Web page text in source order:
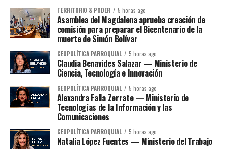
TERRITORIO & PODER 5 horas ago
Asamblea del Magdalena aprueba creación de
comisión para preparar el Bicentenario de la
muerte de Simón Bolívar
GEOPOLÍTICA PARROQUIAL 5 horas ago
Claudia Benavides Salazar — Ministerio de
Ciencia, Tecnología e Innovación
GEOPOLÍTICA PARROQUIAL 5 horas ago
Alexandra Falla Zerrate — Ministerio de
Tecnologías de la Información y las
Comunicaciones
GEOPOLÍTICA PARROQUIAL 5 horas ago
Natalia López Fuentes — Ministerio del Trabajo